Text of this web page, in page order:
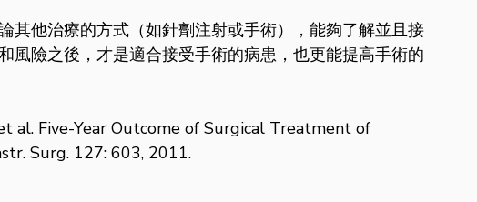
其他治療的方式（如針劑注射或手術），能夠了解並且接
風險之後，才是適合接受手術的病患，也更能提高手術的
al. Five-Year Outcome of Surgical Treatment of
Surg. 127: 603, 2011.